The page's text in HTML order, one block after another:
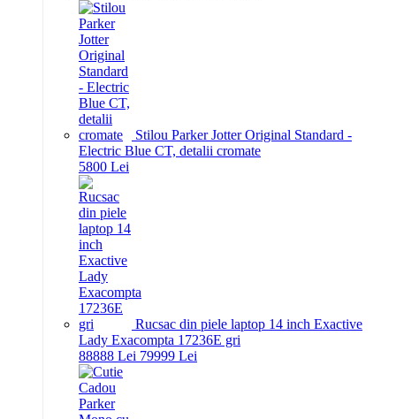
Stilou Parker Jotter Original Standard -
Electric Blue CT, detalii cromate
5800 Lei
Rucsac din piele laptop 14 inch Exactive
Lady Exacompta 17236E gri
88888 Lei 79999 Lei